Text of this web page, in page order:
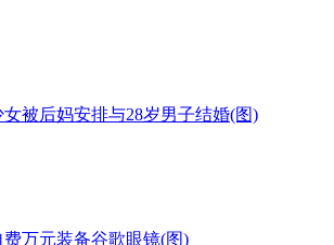
女被后妈安排与28岁男子结婚(图)
万元装备谷歌眼镜(图)